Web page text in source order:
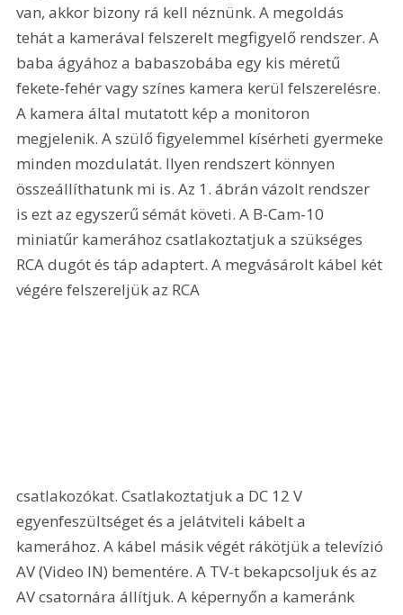
van, akkor bizony rá kell néznünk. A megoldás
tehát a kamerával felszerelt megfigyelő rendszer. A
baba ágyához a babaszobába egy kis méretű
fekete-fehér vagy színes kamera kerül felszerelésre.
A kamera által mutatott kép a monitoron
megjelenik. A szülő figyelemmel kísérheti gyermeke
minden mozdulatát. Ilyen rendszert könnyen
összeállíthatunk mi is. Az 1. ábrán vázolt rendszer
is ezt az egyszerű sémát követi. A B-Cam-10
miniatűr kamerához csatlakoztatjuk a szükséges
RCA dugót és táp adaptert. A megvásárolt kábel két
végére felszereljük az RCA
csatlakozókat. Csatlakoztatjuk a DC 12 V
egyenfeszültséget és a jelátviteli kábelt a
kamerához. A kábel másik végét rákötjük a televízió
AV (Video IN) bementére. A TV-t bekapcsoljuk és az
AV csatornára állítjuk. A képernyőn a kameránk